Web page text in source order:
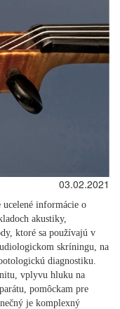
03.02.2021
ucelené informácie o
akustiky,
ktoré sa používajú v
skríningu, na
diagnostiku.
vplyvu hluku na
pomôckam pre
je komplexný